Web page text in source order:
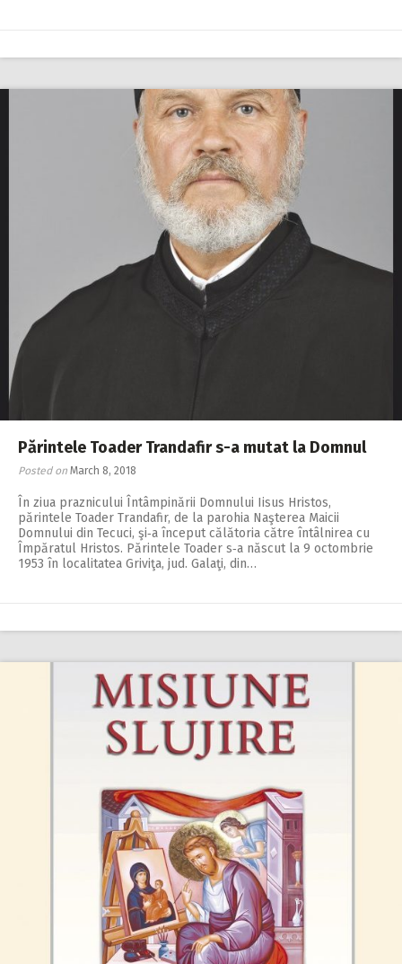
Părintele Toader Trandafir s-a mutat la Domnul
Posted on March 8, 2018
În ziua praznicului Întâmpinării Domnului Iisus Hristos,
părintele Toader Trandafir, de la parohia Naşterea Maicii
Domnului din Tecuci, şi‑a început călătoria către întâlnirea cu
Împăratul Hristos. Părintele Toader s‑a născut la 9 octombrie
1953 în localitatea Griviţa, jud. Galaţi, din…